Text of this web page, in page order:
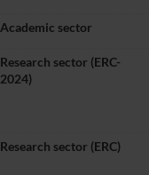
Academic sector
Research sector (ERC-
2024)
Research sector (ERC)